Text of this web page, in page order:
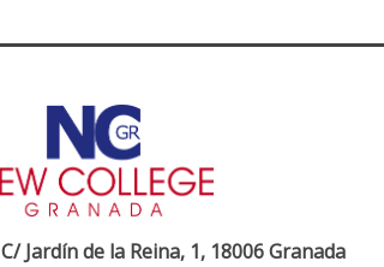
C/ Jardín de la Reina, 1, 18006 Granada